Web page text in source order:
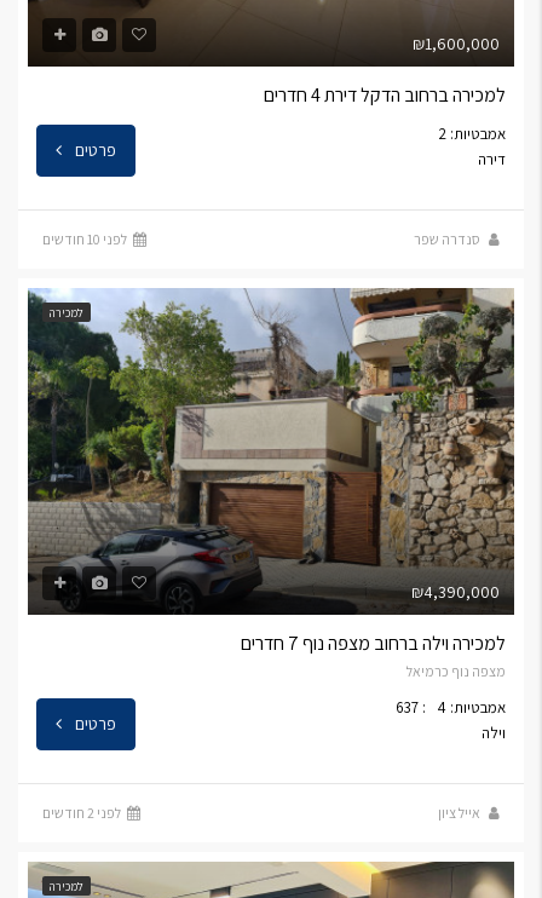
₪1,600,000
למכירה ברחוב הדקל דירת 4 חדרים
אמבטיות: 2
דירה
פרטים
סנדרה שפר לפני 10 חודשים
למכירה
₪4,390,000
למכירה וילה ברחוב מצפה נוף 7 חדרים
מצפה נוף כרמיאל
אמבטיות: 4
: 637
וילה
פרטים
אייל ציון לפני 2 חודשים
למכירה